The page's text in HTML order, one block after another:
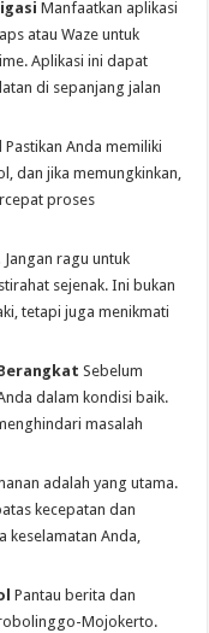
Manfaatkan aplikasi
atau Waze untuk
Aplikasi ini dapat
di sepanjang jalan
Pastikan Anda memiliki
dan jika memungkinkan,
proses
Jangan ragu untuk
sejenak. Ini bukan
tetapi juga menikmati
Sebelum
dalam kondisi baik.
masalah
adalah yang utama.
kecepatan dan
keselamatan Anda,
Pantau berita dan
Mojokerto.